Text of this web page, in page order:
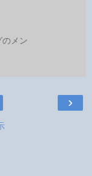
メン
›